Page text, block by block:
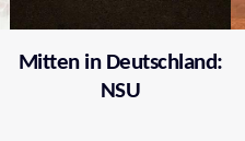
Mitten in Deutschland:
NSU